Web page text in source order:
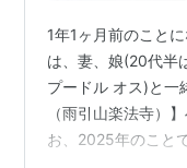
1年1ヶ月前のこと
は、妻、娘(20代半
プードル オス)と一
（雨引山楽法寺）
お、2025年のこと